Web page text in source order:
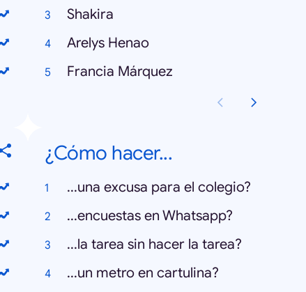
Shakira
Arelys Henao
Francia Márquez
¿Cómo hacer...
...una excusa para el colegio?
...encuestas en Whatsapp?
...la tarea sin hacer la tarea?
...un metro en cartulina?